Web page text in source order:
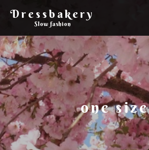
Dressbakery
Slow fashion
one size